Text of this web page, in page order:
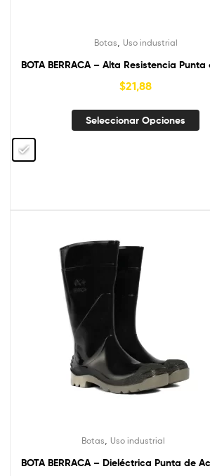
Botas Uso industrial
BOTA BERRACA – Alta Resistencia
$21,88
Seleccionar Opciones
Botas Uso industrial
BOTA BERRACA – Dieléctrica Punta de